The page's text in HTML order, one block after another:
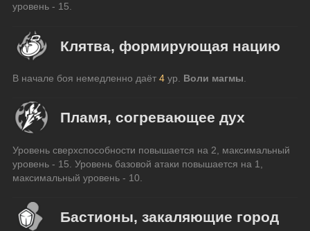
уровень - 15.
Клятва, формирующая нацию
В начале боя немедленно даёт 4 ур. Воли магмы
Пламя, согревающее дух
Уровень сверхспособности повышается на 2, максимальный
уровень - 15. Уровень базовой атаки повышается на 1,
максимальный уровень - 10.
Бастионы, закаляющие город